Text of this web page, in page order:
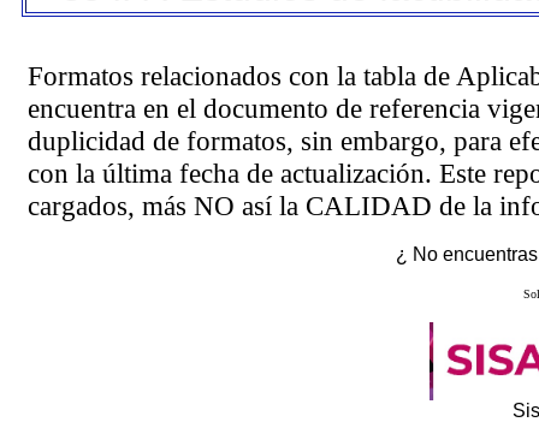
Formatos relacionados con la tabla de
encuentra en el documento de referencia
duplicidad de formatos, sin embargo, para
con la última fecha de actualización. Este
cargados, más NO así la CALIDAD de la
¿ No